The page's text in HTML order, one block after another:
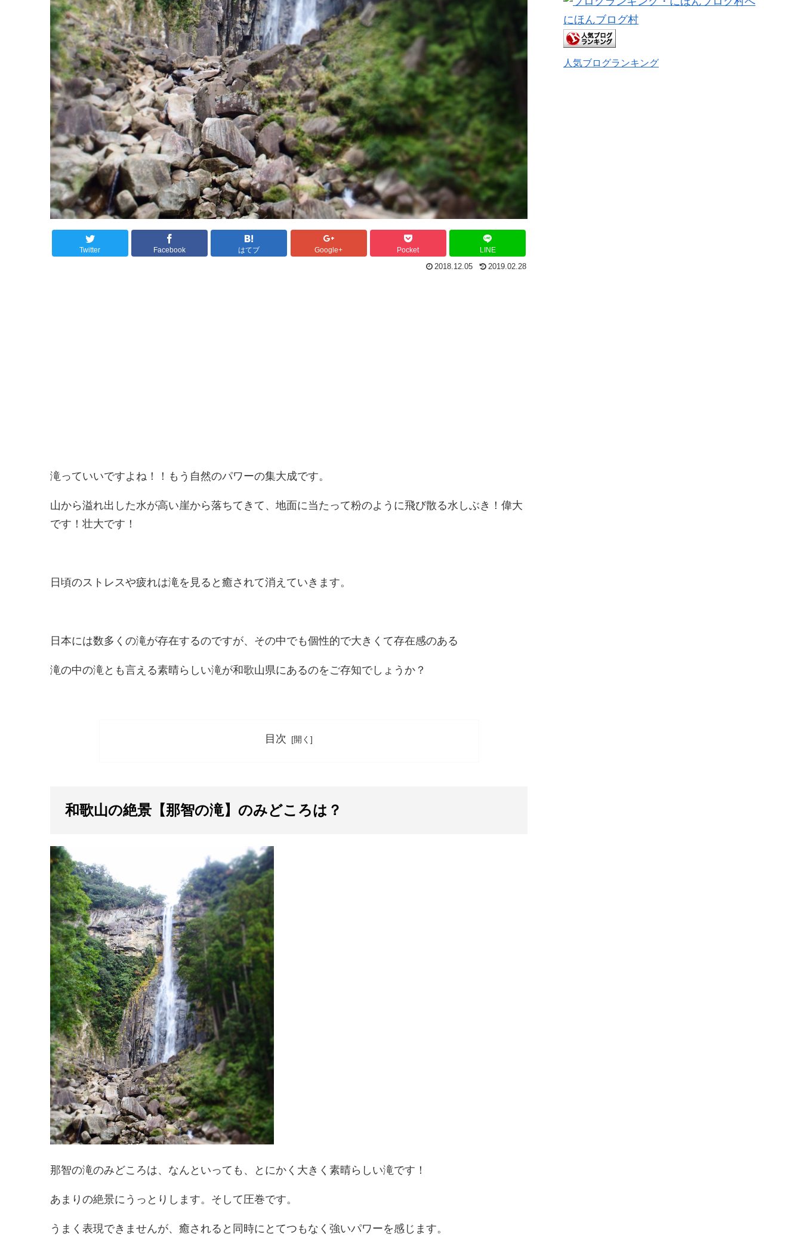
Twitter Facebook はてブ Google+ Pocket LINE
2018.12.05 2019.02.28
滝っていいですよね！！もう自然のパワーの集大成です。
山から溢れ出した水が高い崖から落ちてきて、地面に当たって粉のように飛び散る水しぶき！偉大
です！壮大です！
日頃のストレスや疲れは滝を見ると癒されて消えていきます。
日本には数多くの滝が存在するのですが、その中でも個性的で大きくて存在感のある
滝の中の滝とも言える素晴らしい滝が和歌山県にあるのをご存知でしょうか？
目次
和歌山の絶景【那智の滝】のみどころは？
那智の滝のみどころは、なんといっても、とにかく大きく素晴らしい滝です！
あまりの絶景にうっとりします。そして圧巻です。
うまく表現できませんが、癒されると同時にとてつもなく強いパワーを感じます。
にほんブログ村
人気ブログランキング